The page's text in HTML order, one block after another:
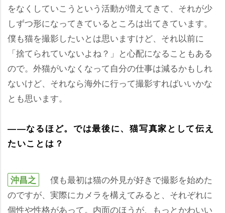
をなくしていこうという活動が増えてきて、それが少
しずつ形になってきているところは出てきています。
僕も猫を撮影したいとは思いますけど、それ以前に
「捨てられていないよね？」と心配になることもある
ので。外猫がいなくなって自分の仕事は減るかもしれ
ないけど、それなら海外に行って撮影すればいいかな
とも思います。
――なるほど。では最後に、猫写真家として伝え
たいことは？
沖昌之
僕も最初は猫の外見が好きで撮影を始めた
のですが、実際にカメラを構えてみると、それぞれに
個性や性格があって。内面のほうが、もっとかわいい